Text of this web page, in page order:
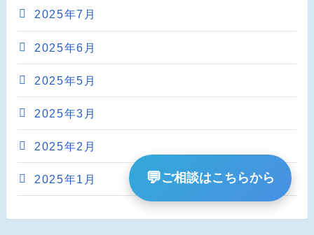
2025年7月
2025年6月
2025年5月
2025年3月
2025年2月
2025年1月 💬ご相談はこちらから